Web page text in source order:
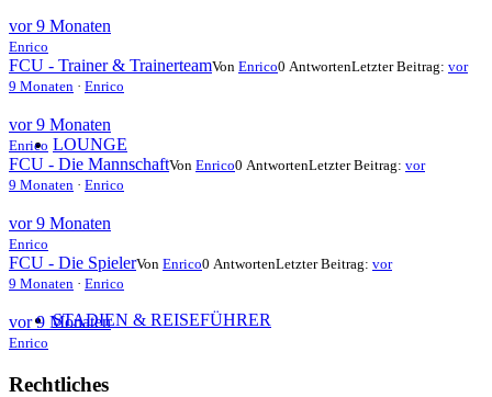
LOUNGE
STADIEN & REISEFÜHRER
vor 9 Monaten
Enrico
FCU - Trainer & TrainerteamVon Enrico0 AntwortenLetzter Beitrag: vor
9 Monaten · Enrico
vor 9 Monaten
Enrico
FCU - Die MannschaftVon Enrico0 AntwortenLetzter Beitrag: vor
9 Monaten · Enrico
vor 9 Monaten
Enrico
FCU - Die SpielerVon Enrico0 AntwortenLetzter Beitrag: vor
9 Monaten · Enrico
vor 9 Monaten
Enrico
Rechtliches